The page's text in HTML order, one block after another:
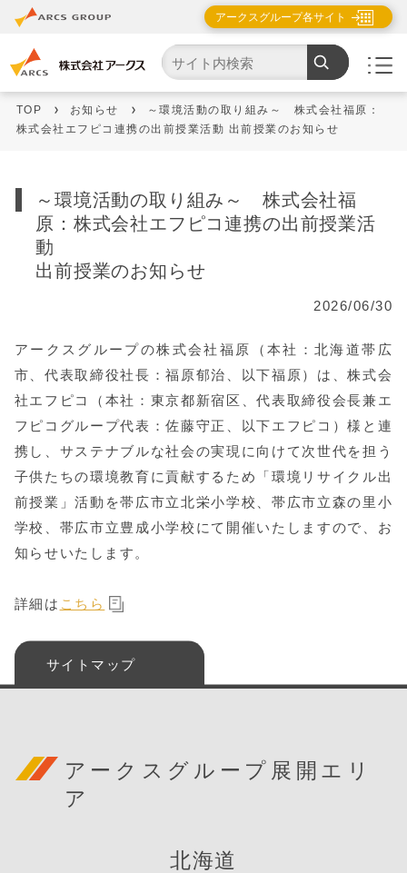
アークスグループ各サイト
TOP お知らせ
～環境活動の取り組み～ 株式会社福原：
株式会社エフピコ連携の出前授業活動 出前授業のお知らせ
～環境活動の取り組み～ 株式会社福
原：株式会社エフピコ連携の出前授業活
動
出前授業のお知らせ
2026/06/30
アークスグループの株式会社福原（本社：北海道帯広
市、代表取締役社長：福原郁治、以下福原）は、株式会
社エフピコ（本社：東京都新宿区、代表取締役会長兼エ
フピコグループ代表：佐藤守正、以下エフピコ）様と連
携し、サステナブルな社会の実現に向けて次世代を担う
子供たちの環境教育に貢献するため「環境リサイクル出
前授業」活動を帯広市立北栄小学校、帯広市立森の里小
学校、帯広市立豊成小学校にて開催いたしますので、お
知らせいたします。
詳細は こちら
サイトマップ
アークスグループ展開エリ
ア
北海道